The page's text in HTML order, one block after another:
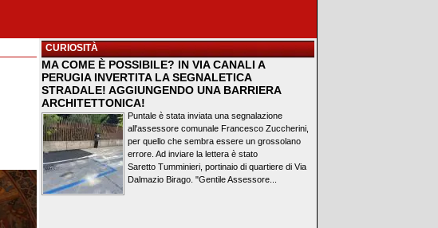
CURIOSITÀ
MA COME È POSSIBILE? IN VIA CANALI A
PERUGIA INVERTITA LA SEGNALETICA
STRADALE! AGGIUNGENDO UNA BARRIERA
ARCHITETTONICA!
Puntale è stata inviata una segnalazione
all'assessore comunale Francesco Zuccherini,
per quello che sembra essere un grossolano
errore. Ad inviare la lettera è stato
Saretto Tumminieri, portinaio di quartiere di Via
Dalmazio Birago. "Gentile Assessore...